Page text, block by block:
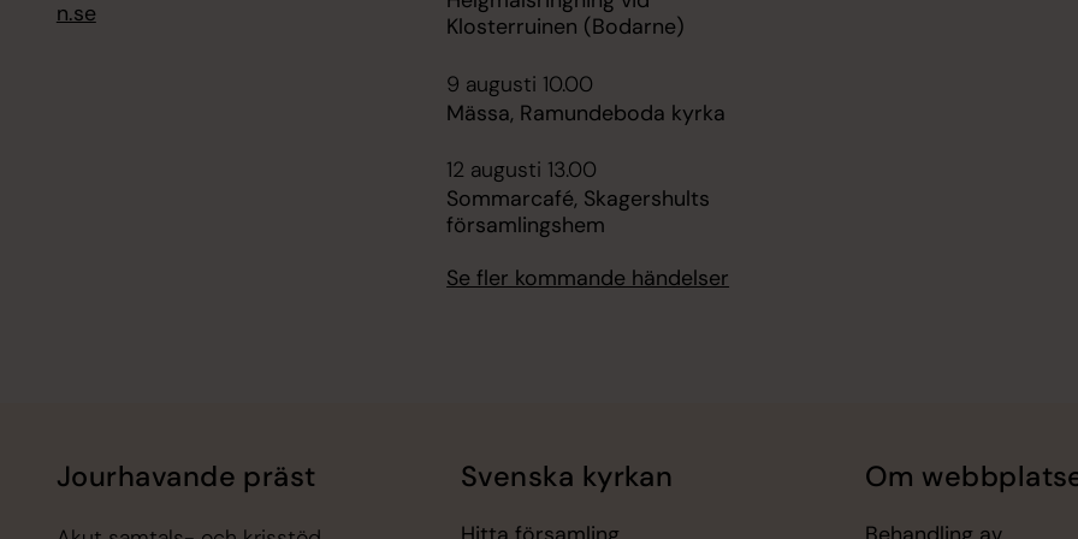
n.se
Klosterruinen (Bodarne)
9 augusti 10.00
Mässa, Ramundeboda kyrka
12 augusti 13.00
Sommarcafé, Skagershults
församlingshem
Se fler kommande händelser
Jourhavande präst Svenska kyrkan Om